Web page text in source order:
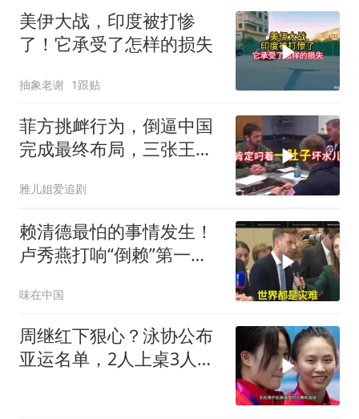
美伊大战，印度被打惨
了！它承受了怎样的损失
抽象老谢 1跟贴
菲方挑衅行为，倒逼中国
完成最终布局，三张王牌
雅儿姐爱追剧
赖清德最怕的事情发生！
卢秀燕打响“倒赖”第一
味在中国
周继红下狠心？泳协公布
亚运名单，2人上桌3人下